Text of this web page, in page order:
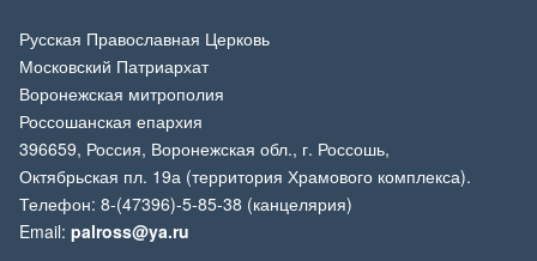
Русская Православная Церковь
Московский Патриархат
Воронежская митрополия
Россошанская епархия
396659, Россия, Воронежская обл., г. Россошь,
Октябрьская пл. 19а (территория Храмового комплекса).
Телефон: 8-(47396)-5-85-38 (канцелярия)
Email: palross@ya.ru